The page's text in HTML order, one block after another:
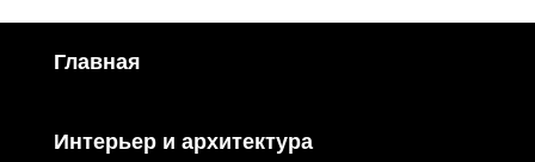
Главная
Интерьер и архитектура